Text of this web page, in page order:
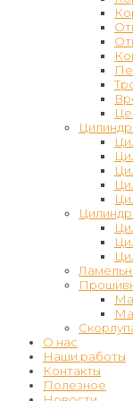
О нас
Наши работы
Контакты
Полезное